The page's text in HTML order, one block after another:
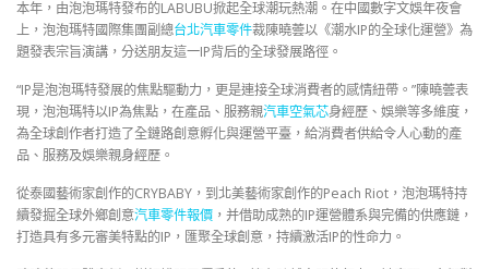
本年，由泡泡瑪特發布的LABUBU掀起全球潮玩熱潮。在中國數字文娛年夜會
上，泡泡瑪特國際集團副總台北汽車零件裁陳曉蕓以《潮水IP的全球化運營》為
題發表宗旨演講，分送朋友這一IP背后的全球發展路徑。
“IP是泡泡瑪特發展的焦點驅動力，更是連接全球消費者的感情紐帶。”陳曉蕓表
現，泡泡瑪特以IP為焦點，在產品、服務親汽車空氣芯身經歷、娛樂等多維度，
為全球創作者打造了全鏈路創意孵化與運營平臺，給消費者供給令人心動的產
品、服務及娛樂親身經歷。
從泰國藝術家創作的CRYBABY，到北美藝術家創作的Peach Riot，泡泡瑪特持
續發掘全球外鄉創意汽車零件報價 ，并借助成熟的IP運營體系與完備的供應鏈，
打造具有多元審美特點的IP，匯聚全球創意，持續激活IP的性命力。